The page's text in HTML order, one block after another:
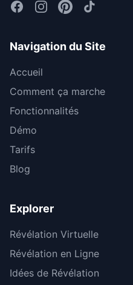
Navigation du Site
Accueil
Comment ça marche
Fonctionnalités
Démo
Tarifs
Blog
Explorer
Révélation Virtuelle
Révélation en Ligne
Idées de Révélation